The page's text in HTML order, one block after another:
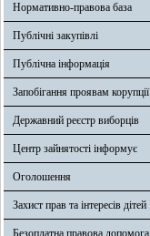
Нормативно-правова база
Публічні закупівлі
Публічна інформація
Запобігання проявам корупції
Державний реєстр виборців
Центр зайнятості інформує
Оголошення
Захист прав та інтересів дітей
Безоплатна правова допомога